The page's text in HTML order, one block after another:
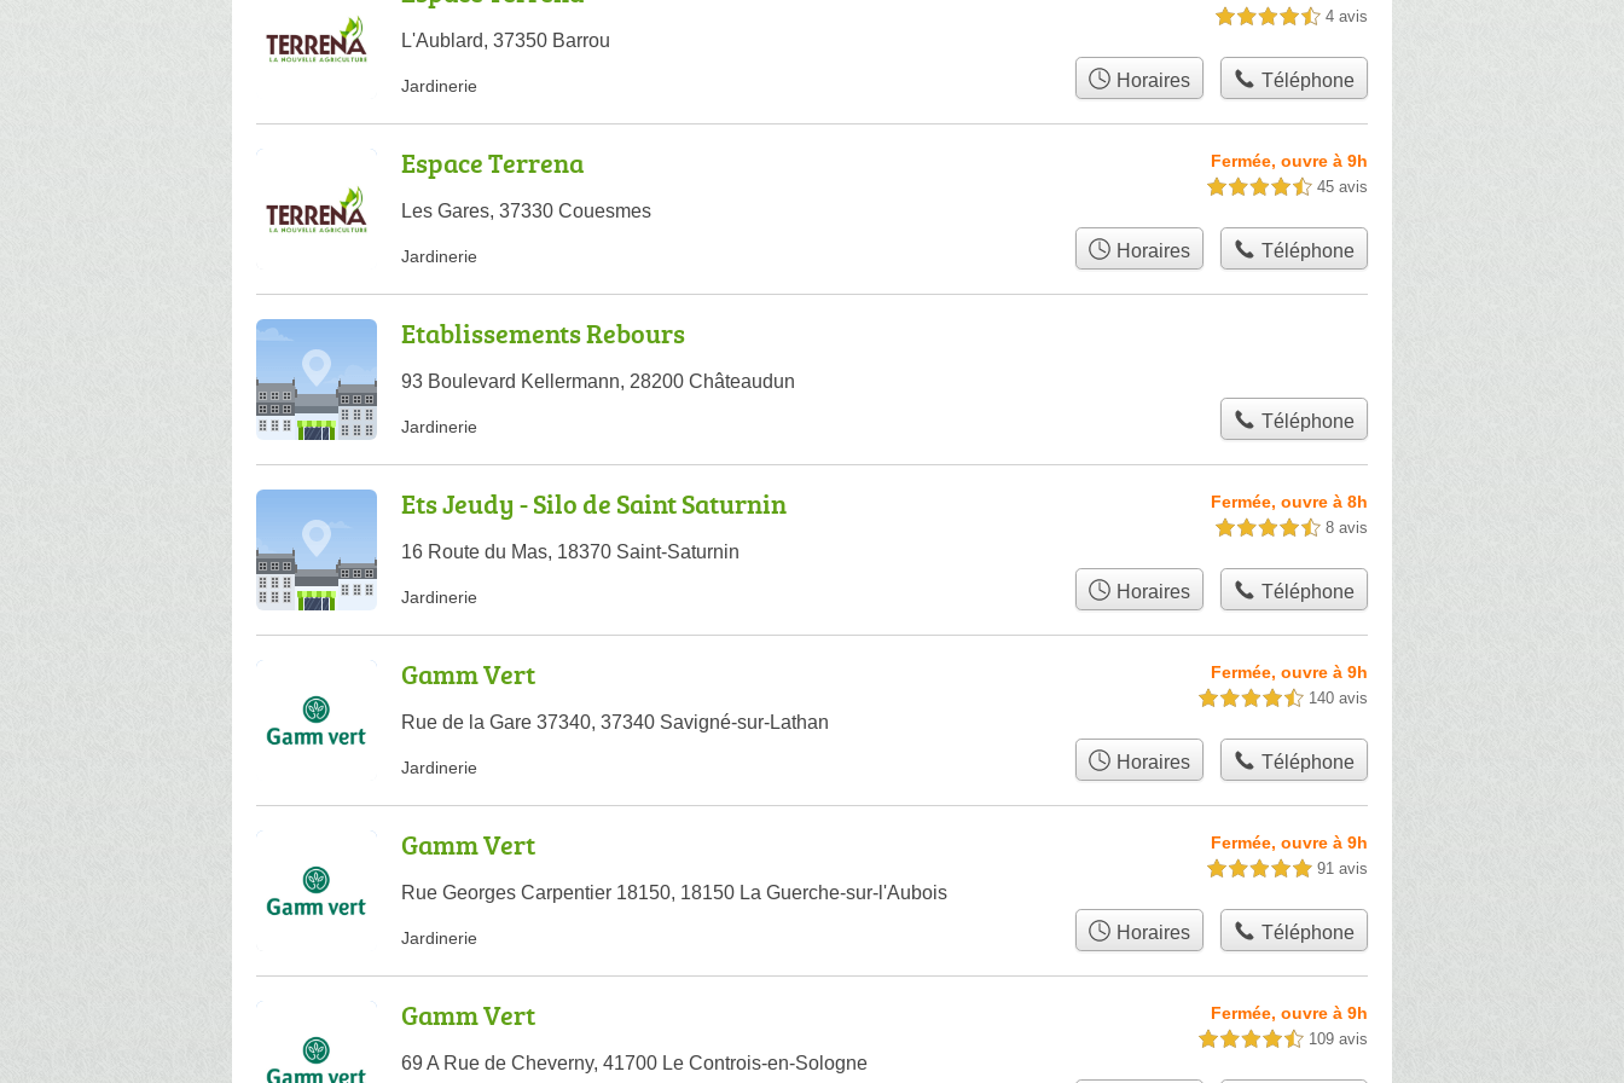
L'Aublard, 37350 Barrou
4,5 étoiles sur 5 4 avis
Jardinerie Horaires Téléphone
Espace Terrena
Les Gares, 37330 Couesmes
Fermée, ouvre à 9h
4,5 étoiles sur 5 45 avis
Jardinerie Horaires Téléphone
Etablissements Rebours
93 Boulevard Kellermann, 28200 Châteaudun
Jardinerie Téléphone
Ets Jeudy - Silo de Saint Saturnin
16 Route du Mas, 18370 Saint-Saturnin
Fermée, ouvre à 8h
4,5 étoiles sur 5 8 avis
Jardinerie Horaires Téléphone
Gamm Vert
Rue de la Gare 37340, 37340 Savigné-sur-Lathan
Fermée, ouvre à 9h
4,5 étoiles sur 5 140 avis
Jardinerie Horaires Téléphone
Gamm Vert
Rue Georges Carpentier 18150, 18150 La Guerche-sur-l'Aubois
Fermée, ouvre à 9h
5,0 étoiles sur 5 91 avis
Jardinerie Horaires Téléphone
Gamm Vert
69 A Rue de Cheverny, 41700 Le Controis-en-Sologne
Fermée, ouvre à 9h
4,5 étoiles sur 5 109 avis